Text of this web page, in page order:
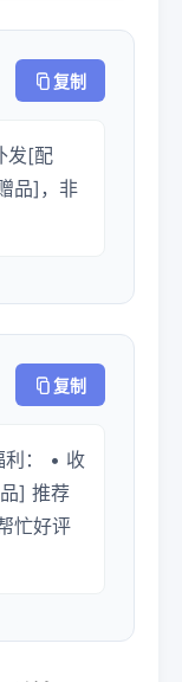
复制
发[配
品]，非
复制
利： • 收
] 推荐
忙好评